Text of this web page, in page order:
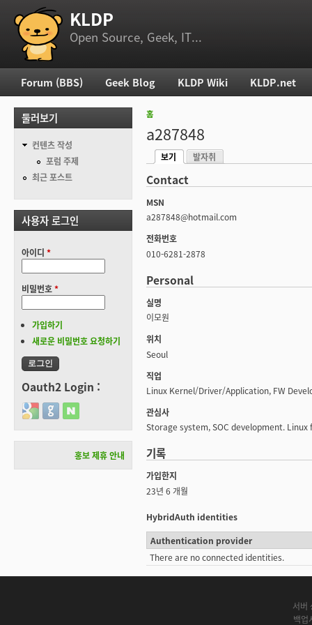
부 메뉴 KLDP
Open Source, Geek, IT...
현재 위치
홈
a287848
기본탭
보기
발자취
Contact
MSN
a287848@hotmail.com
전화번호
010-6281-2878
Personal
실명
이모원
위치
Seoul
직업
Linux Kernel/Driver/Application, FW
관심사
Storage system, SOC development.
기록
가입한지
23년 6 개월
HybridAuth identities
Authentication provider
There are no connected identities.
주 메뉴
Forum (BBS) Geek Blog KLDP Wiki KLDP.net
둘러보기
컨텐츠 작성
포럼 주제
최근 포스트
사용자 로그인
아이디 *
비밀번호*
가입하기
새로운 비밀번호 요청하기
Oauth2 Login :
Login with Google
Login with GitHub
Login with Naver
홍보 제휴 안내
서버
백업